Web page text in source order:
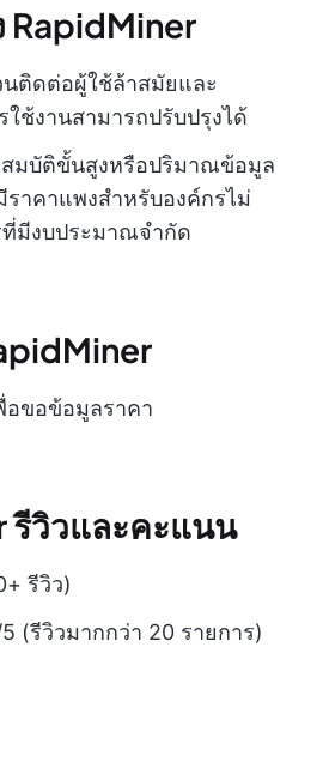
RapidMiner
ติดต่อผู้ใช้ล้าสมัยและ
ช้งานสามารถปรับปรุงได้
มบัติขั้นสูงหรือปริมาณข้อมูล
าคาแพงสำหรับองค์กรไม่
ที่มีงบประมาณจำกัด
อขอข้อมูลราคา
รีวิวและคะแนน
รีวิว)
(รีวิวมากกว่า 20 รายการ)